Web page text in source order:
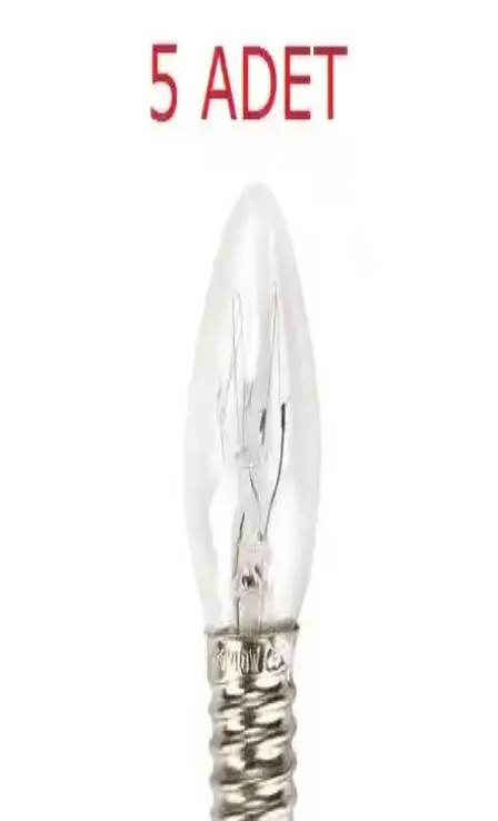
2025'te Evde Parfüm Yapmanın 5 Sırrı: Kendi
Efsane Kokunu Yarat
2025'te evde kendi parfümünü yaparak özgün kokunu yarat. Doğru
ve kalıcı kokularıyla evinizde lüks bir atmosfer yaratır. Pratik
kullanımıyla tüm ortamı sarar, misafirlerinizi etkiler.
Evde Doğal Parfüm Yapımı: Kendi Kokunuzu
Yaratmanın Pratik ve Güvenli Yolu
Evde parfüm yapımı, doğal içeriklerle özgün ve kalıcı kokular
oluşturmayı sağlar. Malzemeler, koku notaları ve olgunlaşma
süreciyle kişisel ve sağlıklı parfümler tasarlayın.
Beyaz Sabun Kokusu ile Dekorasyonda Ferahlık ve
Temizlik Hissi Yaratmanın Yolları
Beyaz sabun kokusu, dekorasyonda ferahlık ve temizlik hissi sağlar.
Mobilya ve aksesuarlarla uyumlu kullanımıyla mekanlara şıklık ve
huzur katar, kalıcılığıyla uzun süre etkili olur.
Banyo Dekorasyonunda Parfüm Kullanımının
Önemi ve Trendleri Analizi
Banyo parfümleri, ortamı tazeler, kişisel bakım deneyimini artırır ve
dekorasyona şıklık katar. Doğru seçimle banyonuza ferah ve estetik
bir atmosfer kazandırabilirsiniz.
İTHAL Ampul Parfüm E14 7-10W 220V ile Işık ve